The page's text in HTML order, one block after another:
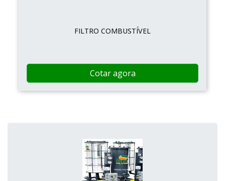
FILTRO COMBUSTÍVEL
Cotar agora